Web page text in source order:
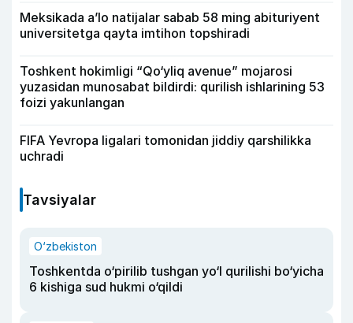
Meksikada a’lo natijalar sabab 58 ming abituriyent
universitetga qayta imtihon topshiradi
Toshkent hokimligi “Qo‘yliq avenue” mojarosi
yuzasidan munosabat bildirdi: qurilish ishlarining 53
foizi yakunlangan
FIFA Yevropa ligalari tomonidan jiddiy qarshilikka
uchradi
Tavsiyalar
O‘zbekiston
Toshkentda o‘pirilib tushgan yo‘l qurilishi bo‘yicha
6 kishiga sud hukmi o‘qildi